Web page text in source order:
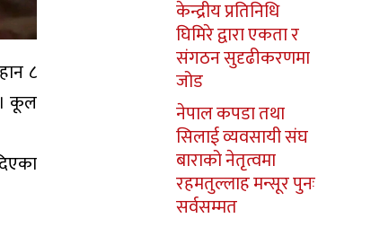
८
कूल
केन्द्रीय प्रतिनिधि
घिमिरे द्वारा एकता र
संगठन सुदृढीकरणमा
जोड
नेपाल कपडा तथा
सिलाई व्यवसायी संघ
बाराको नेतृत्वमा
रहमतुल्लाह मन्सूर पुनः
सर्वसम्मत